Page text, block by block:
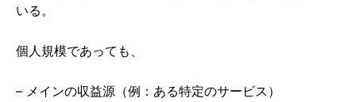
いる。
個人規模であっても、
– メインの収益源（例：ある特定のサービス）